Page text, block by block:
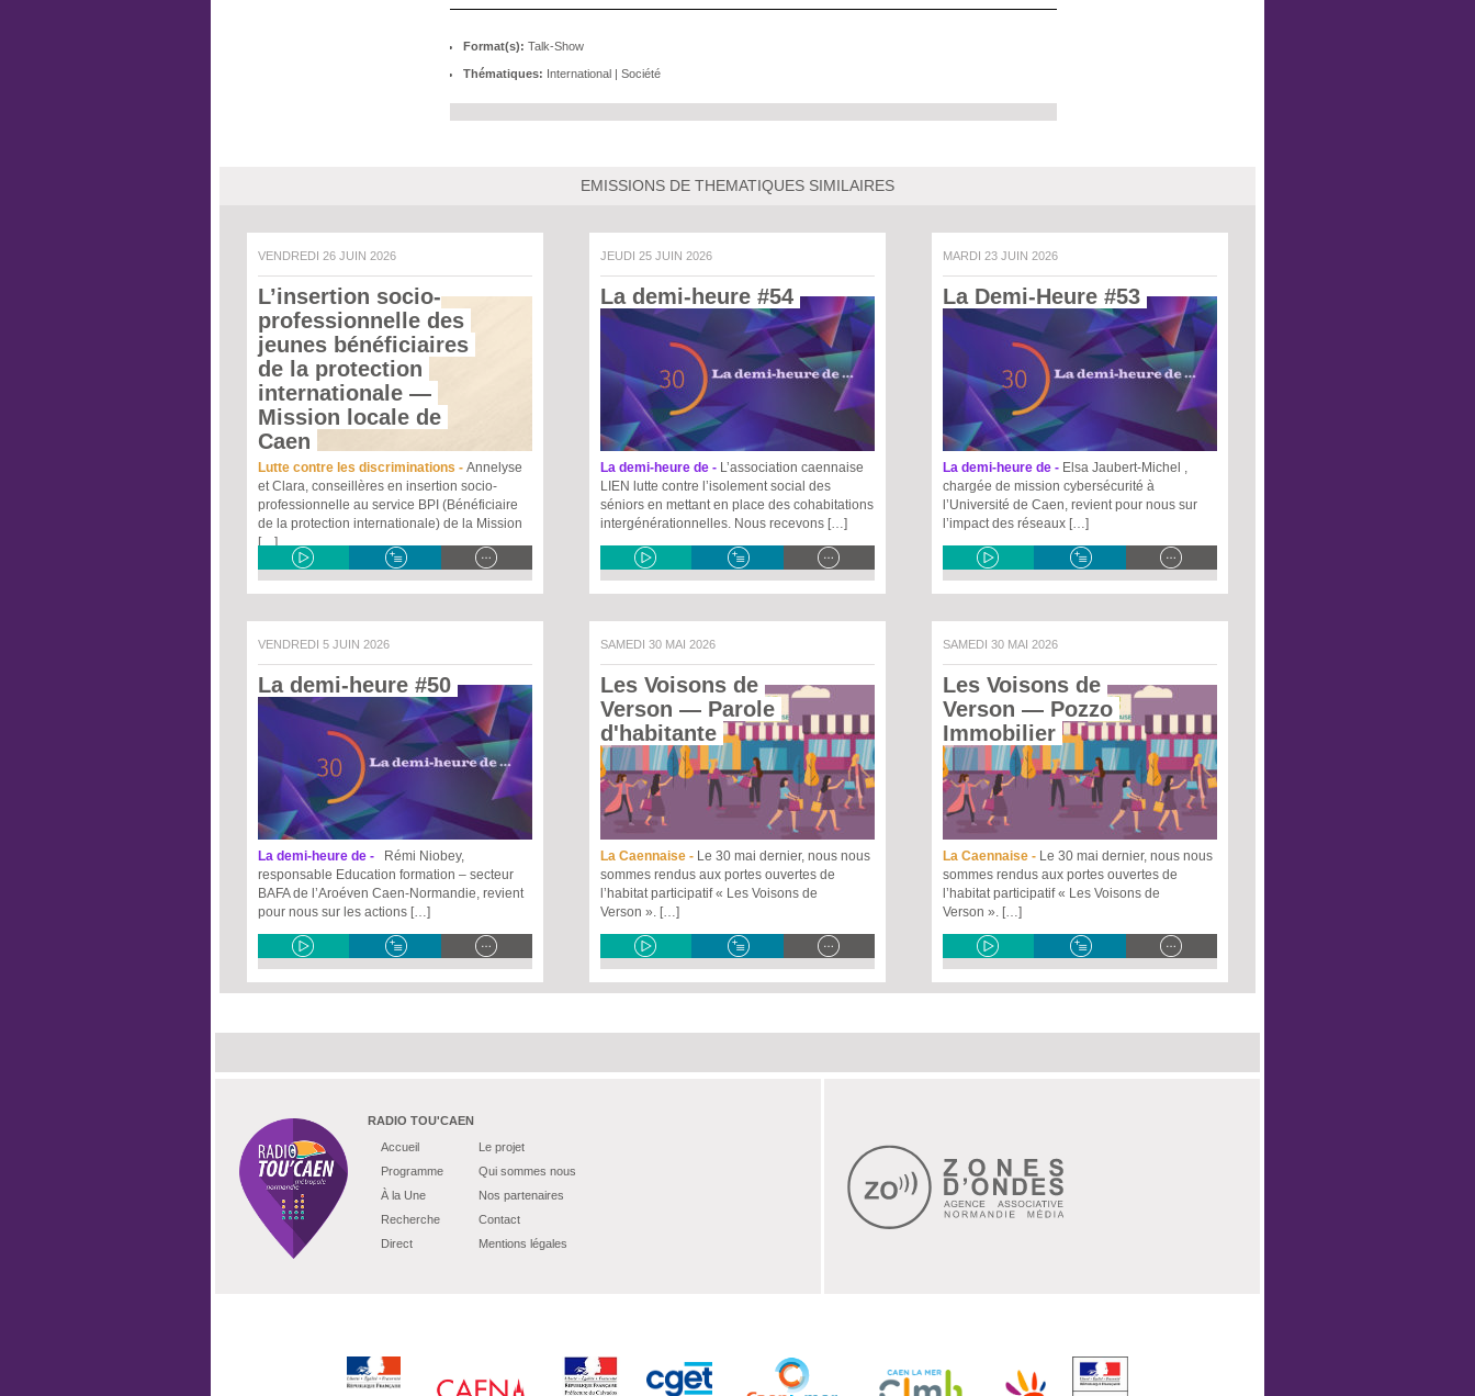
Format(s): Talk-Show
Thématiques: International Société
EMISSIONS DE THEMATIQUES SIMILAIRES
VENDREDI 26 JUIN 2026
L’insertion socio-
professionnelle des
jeunes bénéficiaires
de la protection
internationale —
Mission locale de
Caen
Lutte contre les discriminations - Annelyse
et Clara, conseillères en insertion socio-
professionnelle au service BPI (Bénéficiaire
de la protection internationale) de la Mission
[…]
JEUDI 25 JUIN 2026
La demi-heure #54
La demi-heure de - L’association caennaise
LIEN lutte contre l’isolement social des
séniors en mettant en place des cohabitations
intergénérationnelles. Nous recevons […]
MARDI 23 JUIN 2026
La Demi-Heure #53
La demi-heure de - Elsa Jaubert-Michel ,
chargée de mission cybersécurité à
l’Université de Caen, revient pour nous sur
l’impact des réseaux […]
VENDREDI 5 JUIN 2026
La demi-heure #50
La demi-heure de -
Rémi Niobey,
responsable Education formation – secteur
BAFA de l’Aroéven Caen-Normandie, revient
pour nous sur les actions […]
SAMEDI 30 MAI 2026
Les Voisons de
Verson — Parole
d'habitante
La Caennaise - Le 30 mai dernier, nous nous
sommes rendus aux portes ouvertes de
l’habitat participatif « Les Voisons de
Verson ». […]
SAMEDI 30 MAI 2026
Les Voisons de
Verson — Pozzo
Immobilier
La Caennaise - Le 30 mai dernier, nous nous
sommes rendus aux portes ouvertes de
l’habitat participatif « Les Voisons de
Verson ». […]
RADIO TOU'CAEN
Accueil
Programme
À la Une
Recherche
Direct
Le projet
Qui sommes nous
Nos partenaires
Contact
Mentions légales